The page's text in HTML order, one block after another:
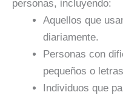
personas, incluyendo:
Aquellos que
diariamente.
Personas con
pequeños o
Individuos que